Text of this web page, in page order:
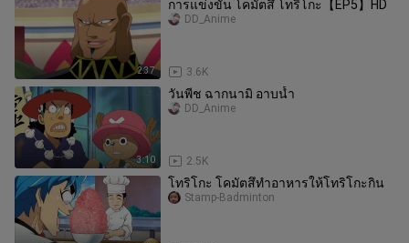
2:37
การแข่งขัน โคมัตสึ โทริโกะ【EP5】HD
3.6K
DD_Anime
3:10
วันพีช ฉากนามิ อาบน้ำ
2.5K
DD_Anime
โทริโกะ โคมัตสึทำอาหารให้โทริโกะกิน
Stamp-Badminton